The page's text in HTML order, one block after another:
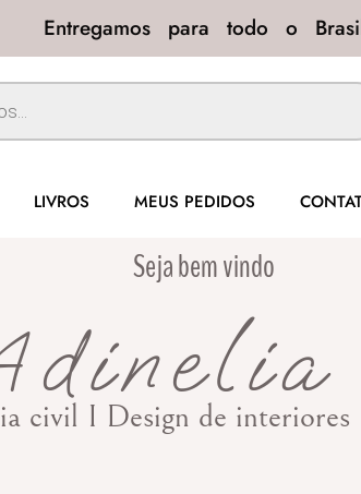
Entregamos para todo o
LIVROS MEUS PEDIDOS
Seja bem vindo
civil I Design de